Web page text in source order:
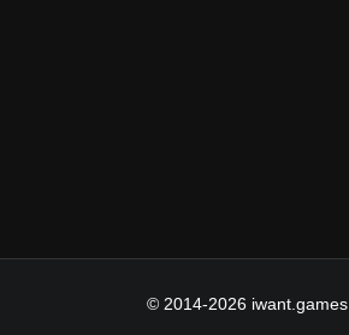
© 2014-2026 iwant.games